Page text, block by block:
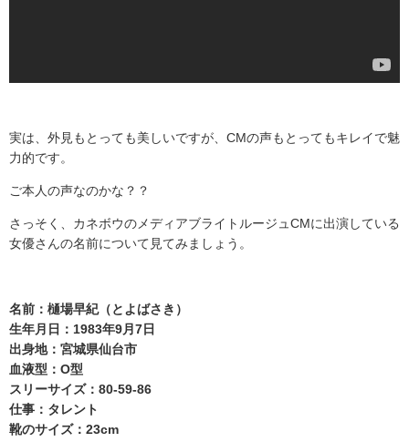
実は、外見もとっても美しいですが、CMの声もとってもキレイで魅
力的です。
ご本人の声なのかな？？
さっそく、カネボウのメディアブライトルージュ CM に出演している
女優さんの名前について見てみましょう。
名前：樋場早紀（とよばさき）
生年月日：1983年9月7日
出身地：宮城県仙台市
血液型：O型
スリーサイズ：80-59-86
仕事：タレント
靴のサイズ：23cm